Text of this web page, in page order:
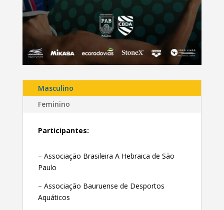
Masculino
Feminino
Participantes:
– Associação Brasileira A Hebraica de São
Paulo
– Associação Bauruense de Desportos
Aquáticos